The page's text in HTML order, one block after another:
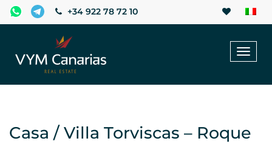
+34 922 78 72 10
Casa / Villa Torviscas – Roque